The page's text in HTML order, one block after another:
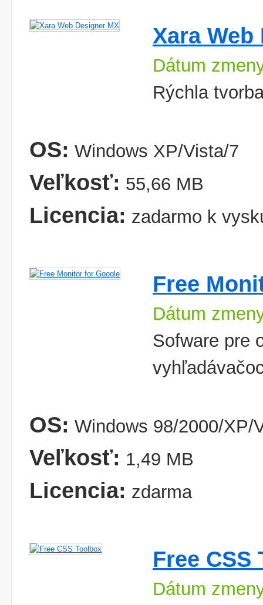
Xara Web
Dátum
Rýchla
OS: Windows XP/Vista/7
Veľkosť: 55,66 MB
Licencia: zadarmo k
Free
Dátum
Sofware pre
OS: Windows 98/2000/XP/
Veľkosť: 1,49 MB
Licencia: zdarma
Free CSS
Dátum